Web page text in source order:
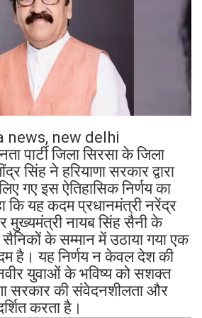
news, new delhi
पार्टी जिला सिरसा के जिला
सिंह ने हरियाणा सरकार द्वारा
गए इस ऐतिहासिक निर्णय का
कि यह कदम प्रधानमंत्री नरेंद्र
मुख्यमंत्री नायब सिंह सैनी के
के सम्मान में उठाया गया एक
है। यह निर्णय न केवल देश की
युवाओं के भविष्य को सशक्त
सरकार की संवेदनशीलता और
करता है।